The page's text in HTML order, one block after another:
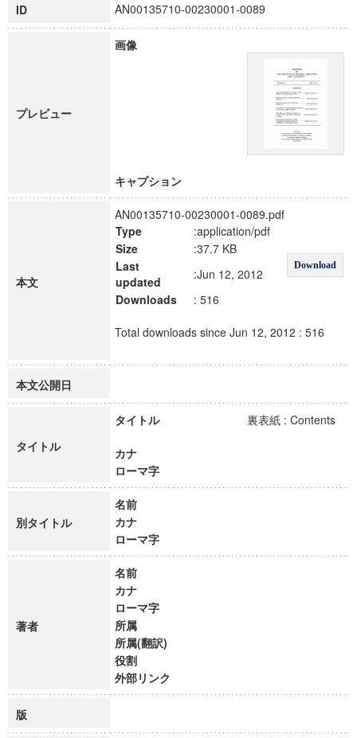
ID AN00135710-00230001-0089
プレビュー
画像
キャプション
本文
AN00135710-00230001-0089.pdf
Type
:application/pdf
Download
Size
:37.7 KB
Last
updated
:Jun 12, 2012
Downloads
: 516
Total downloads since Jun 12, 2012 : 516
本文公開日
タイトル
タイトル 裏表紙 : Contents
カナ
ローマ字
別タイトル
名前
カナ
ローマ字
著者
名前
カナ
ローマ字
所属
所属(翻訳)
役割
外部リンク
版